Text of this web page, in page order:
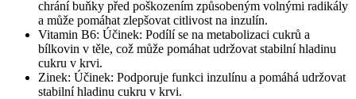
chrání buňky před poškozením způsobeným volnými radikály
a může pomáhat zlepšovat citlivost na inzulín.
Vitamin B6: Účinek: Podílí se na metabolizaci cukrů a
bílkovin v těle, což může pomáhat udržovat stabilní hladinu
cukru v krvi.
Zinek: Účinek: Podporuje funkci inzulínu a pomáhá udržovat
stabilní hladinu cukru v krvi.